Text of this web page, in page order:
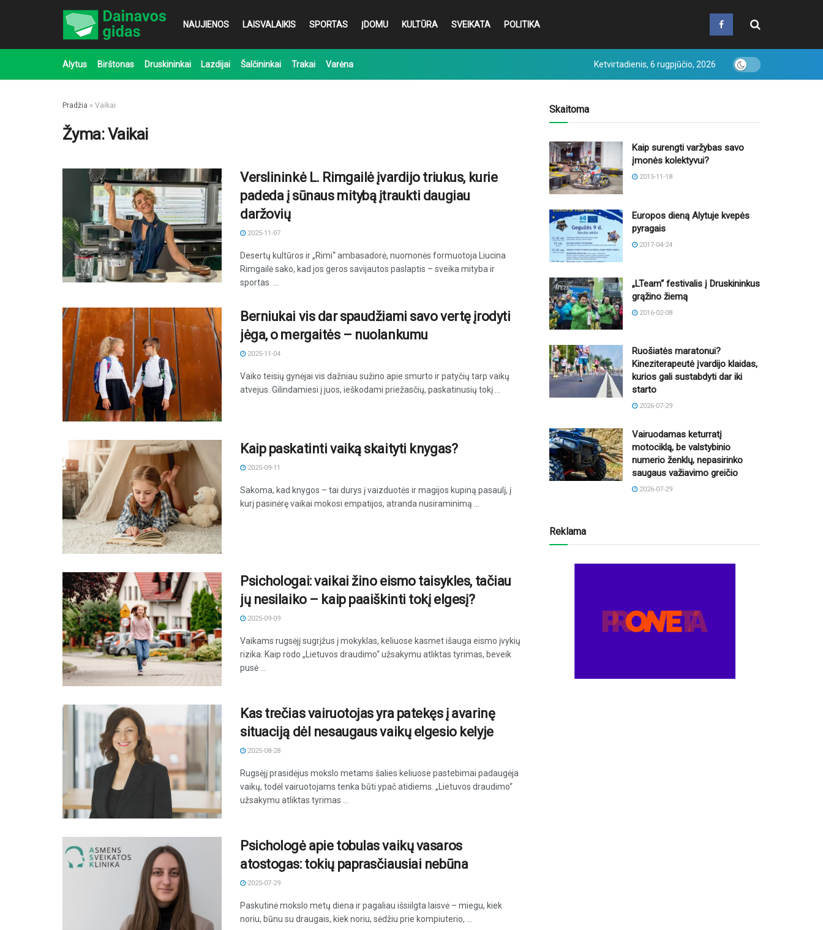
NAUJIENOS LAISVALAIKIS SPORTAS ĮDOMU KULTŪRA SVEIKATA POLITIKA
Alytus Birštonas Druskininkai Lazdijai Šalčininkai Trakai Varėna Ketvirtadienis, 6 rugpjūčio, 2026
Pradžia » Vaikai
Žyma:Vaikai
Verslininkė L. Rimgailė įvardijo triukus, kurie
padeda į sūnaus mitybą įtraukti daugiau
daržovių
2025-11-07
Desertų kultūros ir „Rimi“ ambasadorė, nuomonės formuotoja Liucina
Rimgailė sako, kad jos geros savijautos paslaptis – sveika mityba ir
sportas. ...
Berniukai vis dar spaudžiami savo vertę įrodyti
jėga, o mergaitės – nuolankumu
2025-11-04
Vaiko teisių gynėjai vis dažniau sužino apie smurto ir patyčių tarp vaikų
atvejus. Gilindamiesi į juos, ieškodami priežasčių, paskatinusių tokį ...
Kaip paskatinti vaiką skaityti knygas?
2025-09-11
Sakoma, kad knygos – tai durys į vaizduotės ir magijos kupiną pasaulį, į
kurį pasinėrę vaikai mokosi empatijos, atranda nusiraminimą ...
Psichologai: vaikai žino eismo taisykles, tačiau
jų nesilaiko – kaip paaiškinti tokį elgesį?
2025-09-09
Vaikams rugsėjį sugrįžus į mokyklas, keliuose kasmet išauga eismo įvykių
rizika. Kaip rodo „Lietuvos draudimo“ užsakymu atliktas tyrimas, beveik
pusė ...
Kas trečias vairuotojas yra patekęs į avarinę
situaciją dėl nesaugaus vaikų elgesio kelyje
2025-08-28
Rugsėjį prasidėjus mokslo metams šalies keliuose pastebimai padaugėja
vaikų, todėl vairuotojams tenka būti ypač atidiems. „Lietuvos draudimo“
užsakymu atliktas tyrimas ...
Psichologė apie tobulas vaikų vasaros
atostogas: tokių paprasčiausiai nebūna
2025-07-29
Paskutinė mokslo metų diena ir pagaliau išsiilgta laisvė – miegu, kiek
noriu, būnu su draugais, kiek noriu, sėdžiu prie kompiuterio, ...
Skaitoma
Kaip surengti varžybas savo
įmonės kolektyvui?
2015-11-18
Europos dieną Alytuje kvepės
pyragais
2017-04-24
„LTeam“ festivalis į Druskininkus
grąžino žiemą
2016-02-08
Ruošiatės maratonui?
Kineziterapeutė įvardijo klaidas,
kurios gali sustabdyti dar iki
starto
2026-07-29
Vairuodamas keturratį
motociklą, be valstybinio
numerio ženklų, nepasirinko
saugaus važiavimo greičio
2026-07-29
Reklama